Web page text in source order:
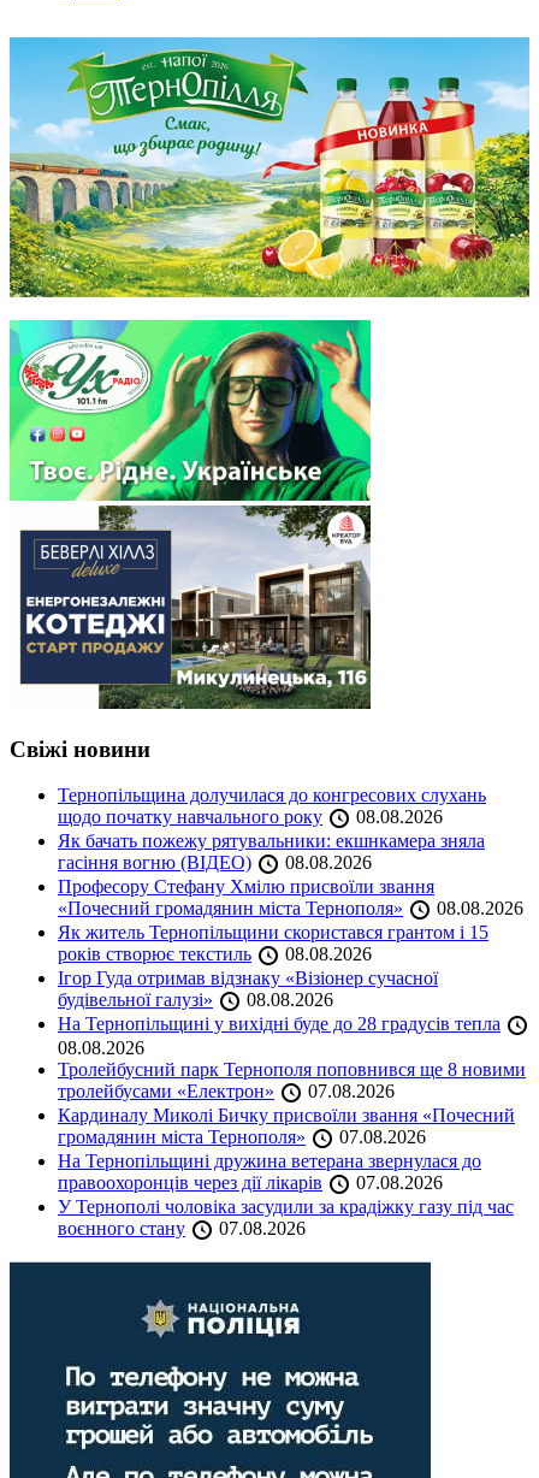
Свіжі новини
Тернопільщина долучилася до конгресових слухань
щодо початку навчального року
08.08.2026
Як бачать пожежу рятувальники: екшнкамера зняла
гасіння вогню (ВІДЕО)
08.08.2026
Професору Стефану Хмілю присвоїли звання
«Почесний громадянин міста Тернополя»
08.08.2026
Як житель Тернопільщини скористався грантом і 15
років створює текстиль
08.08.2026
Ігор Гуда отримав відзнаку «Візіонер сучасної
будівельної галузі»
08.08.2026
На Тернопільщині у вихідні буде до 28 градусів тепла
08.08.2026
Тролейбусний парк Тернополя поповнився ще 8 новими
тролейбусами «Електрон»
07.08.2026
Кардиналу Миколі Бичку присвоїли звання «Почесний
громадянин міста Тернополя»
07.08.2026
На Тернопільщині дружина ветерана звернулася до
правоохоронців через дії лікарів
07.08.2026
У Тернополі чоловіка засудили за крадіжку газу під час
воєнного стану
07.08.2026